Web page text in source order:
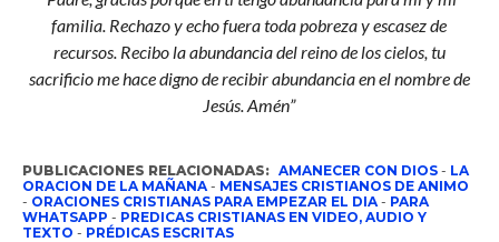
familia. Rechazo y echo fuera toda pobreza y escasez de
recursos. Recibo la abundancia del reino de los cielos, tu
sacrificio me hace digno de recibir abundancia en el nombre de
Jesús. Amén”
PUBLICACIONES RELACIONADAS: AMANECER CON DIOS- LA
ORACION DE LA MAÑANA- MENSAJES CRISTIANOS DE ANIMO
- ORACIONES CRISTIANAS PARA EMPEZAR EL DIA- PARA
WHATSAPP - PREDICAS CRISTIANAS EN VIDEO, AUDIO Y
TEXTO - PRÉDICAS ESCRITAS